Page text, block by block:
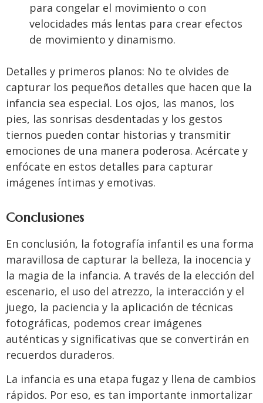
para congelar el movimiento o con
velocidades más lentas para crear efectos
de movimiento y dinamismo.
Detalles y primeros planos: No te olvides de
capturar los pequeños detalles que hacen que la
infancia sea especial. Los ojos, las manos, los
pies, las sonrisas desdentadas y los gestos
tiernos pueden contar historias y transmitir
emociones de una manera poderosa. Acércate y
enfócate en estos detalles para capturar
imágenes íntimas y emotivas.
Conclusiones
En conclusión, la fotografía infantil es una forma
maravillosa de capturar la belleza, la inocencia y
la magia de la infancia. A través de la elección del
escenario, el uso del atrezzo, la interacción y el
juego, la paciencia y la aplicación de técnicas
fotográficas, podemos crear imágenes
auténticas y significativas que se convertirán en
recuerdos duraderos.
La infancia es una etapa fugaz y llena de cambios
rápidos. Por eso, es tan importante inmortalizar